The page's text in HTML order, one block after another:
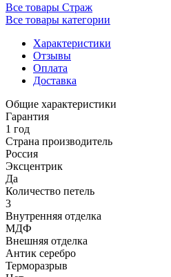
Все товары Страж
Все товары категории
Характеристики
Отзывы
Оплата
Доставка
Общие характеристики
Гарантия
1 год
Страна производитель
Россия
Эксцентрик
Да
Количество петель
3
Внутренняя отделка
МДФ
Внешняя отделка
Антик серебро
Терморазрыв